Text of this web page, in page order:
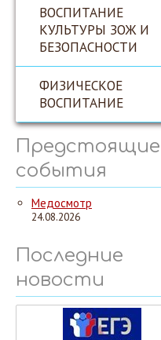
ВОСПИТАНИЕ
КУЛЬТУРЫ ЗОЖ И
БЕЗОПАСНОСТИ
ФИЗИЧЕСКОЕ
ВОСПИТАНИЕ
Предстоящие
события
Медосмотр
24.08.2026
Последние
новости